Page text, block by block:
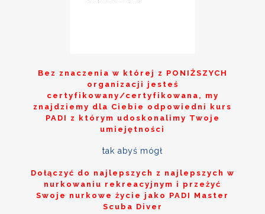
Bez znaczenia w której z PONIŻSZYCH
organizacji jesteś
certyfikowany/certyfikowana, my
znajdziemy dla Ciebie odpowiedni kurs
PADI z którym udoskonalimy Twoje
umiejętności
tak abyś mógł
Dołączyć do najlepszych z najlepszych w
nurkowaniu rekreacyjnym i przeżyć
Swoje nurkowe życie jako PADI Master
Scuba Diver